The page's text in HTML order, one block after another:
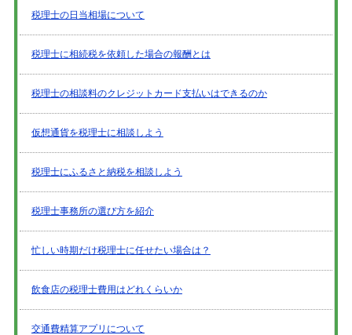
税理士の日当相場について
税理士に相続税を依頼した場合の報酬とは
税理士の相談料のクレジットカード支払いはできるのか
仮想通貨を税理士に相談しよう
税理士にふるさと納税を相談しよう
税理士事務所の選び方を紹介
忙しい時期だけ税理士に任せたい場合は？
飲食店の税理士費用はどれくらいか
交通費精算アプリについて